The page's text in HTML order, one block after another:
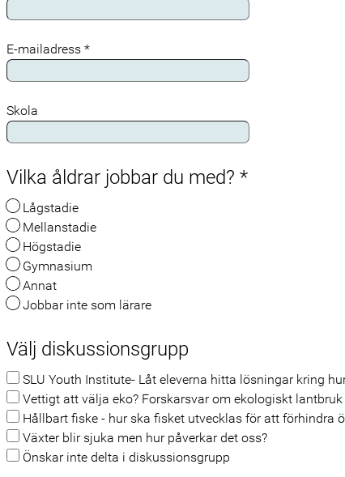
E-mailadress *
Skola
Vilka åldrar jobbar du med? *
Lågstadie
Mellanstadie
Högstadie
Gymnasium
Annat
Jobbar inte som lärare
Välj diskussionsgrupp
SLU Youth Institute- Låt eleverna hitta lösningar kring
Vettigt att välja eko? Forskarsvar om ekologiskt
Hållbart fiske - hur ska fisket utvecklas för att förhindra
Växter blir sjuka men hur påverkar det oss?
Önskar inte delta i diskussionsgrupp